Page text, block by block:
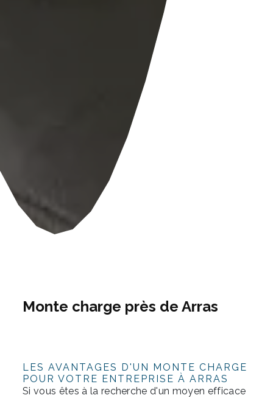
Monte charge près de Arras
LES AVANTAGES D'UN MONTE CHARGE
POUR VOTRE ENTREPRISE À ARRAS
Si vous êtes à la recherche d'un moyen efficace